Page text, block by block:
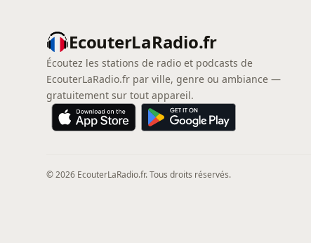
EcouterLaRadio.fr
Écoutez les stations de radio et podcasts de
EcouterLaRadio.fr par ville, genre ou ambiance —
gratuitement sur tout appareil.
© 2026 EcouterLaRadio.fr. Tous droits réservés.